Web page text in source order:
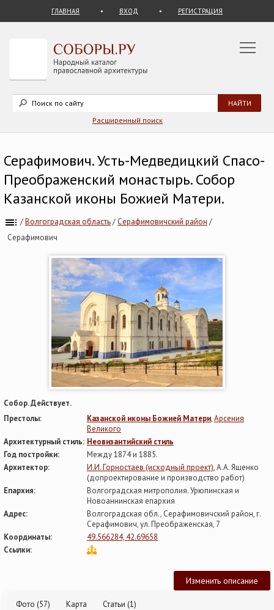
ГЛАВНАЯ ВХОД РЕГИСТРАЦИЯ
Расширенный поиск
Серафимович. Усть-Медведицкий Спасо-
Преображенский монастырь. Собор
Казанской иконы Божией Матери.
/Волгоградская область/Серафимовичский район /
Серафимович
Собор. Действует.
Престолы:
Казанской иконы Божией Матери,Арсения
Великого
Архитектурный стиль: Неовизантийский стиль
Год постройки:
Между 1874 и 1885.
Архитектор:
И.И. Горностаев (исходный проект), А.А. Ященко
(допроектирование и производство работ)
Епархия:
Волгоградская митрополия. Урюпинская и
Новоаннинская епархия
Адрес:
Волгоградская обл., Серафимовичский район, г.
Серафимович, ул. Преображенская, 7
Координаты:
49.566284, 42.69658
Ссылки:
Изменить описание
Фото (57) Карта Статьи (1)